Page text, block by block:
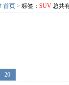
首页 > 标签： SUV 总共
20